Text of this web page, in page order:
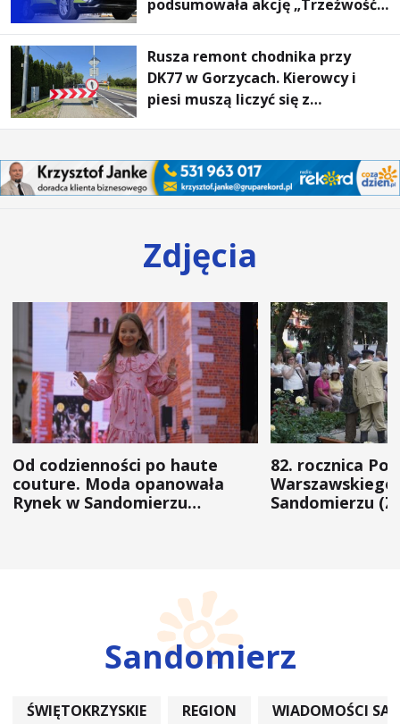
podsumowała akcję „Trzeźwość”
Rusza remont chodnika przy
DK77 w Gorzycach. Kierowcy i
piesi muszą liczyć się z
Zdjęcia
Od codzienności po haute
couture. Moda opanowała
Rynek w Sandomierzu
82. rocznica
Warszawskiego
Sandomierzu
Sandomierz
ŚWIĘTOKRZYSKIE REGION WIADOMOŚCI